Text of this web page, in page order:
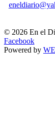
© 2026 En el
Facebook
Powered by